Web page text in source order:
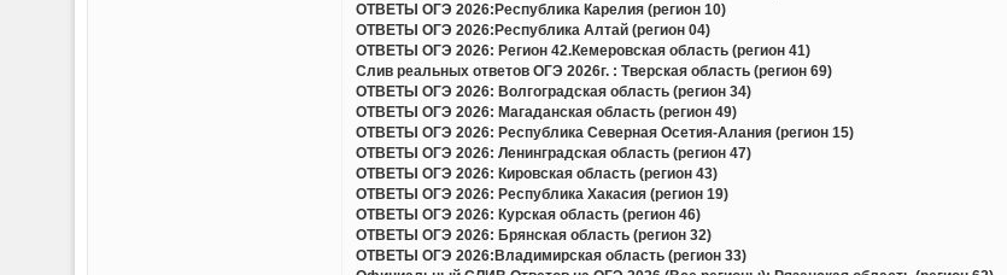
ОТВЕТЫ ОГЭ 2026:Республика Карелия (регион 10)
ОТВЕТЫ ОГЭ 2026:Республика Алтай (регион 04)
ОТВЕТЫ ОГЭ 2026: Регион 42.Кемеровская область (регион 41)
Слив реальных ответов ОГЭ 2026г. : Тверская область (регион 69)
ОТВЕТЫ ОГЭ 2026: Волгоградская область (регион 34)
ОТВЕТЫ ОГЭ 2026: Магаданская область (регион 49)
ОТВЕТЫ ОГЭ 2026: Республика Северная Осетия-Алания (регион 15)
ОТВЕТЫ ОГЭ 2026: Ленинградская область (регион 47)
ОТВЕТЫ ОГЭ 2026: Кировская область (регион 43)
ОТВЕТЫ ОГЭ 2026: Республика Хакасия (регион 19)
ОТВЕТЫ ОГЭ 2026: Курская область (регион 46)
ОТВЕТЫ ОГЭ 2026: Брянская область (регион 32)
ОТВЕТЫ ОГЭ 2026:Владимирская область (регион 33)